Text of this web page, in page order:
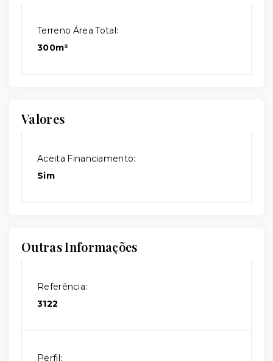
Terreno Área Total:
300m²
Valores
Aceita Financiamento:
Sim
Outras Informações
Referência:
3122
Perfil: